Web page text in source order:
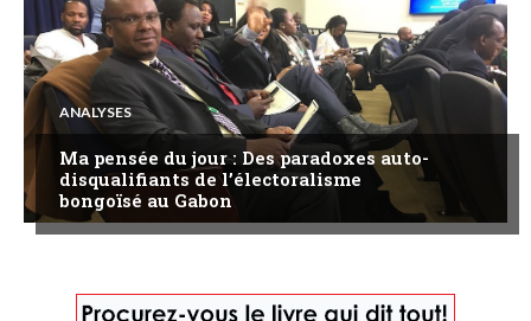
ANALYSES
Ma pensée du jour : Des paradoxes auto-
disqualifiants de l’électoralisme
bongoïsé au Gabon